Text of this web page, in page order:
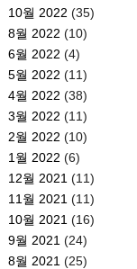
10월 2022 (35)
8월 2022 (10)
6월 2022 (4)
5월 2022 (11)
4월 2022 (38)
3월 2022 (11)
2월 2022 (10)
1월 2022 (6)
12월 2021 (11)
11월 2021 (11)
10월 2021 (16)
9월 2021 (24)
8월 2021 (25)